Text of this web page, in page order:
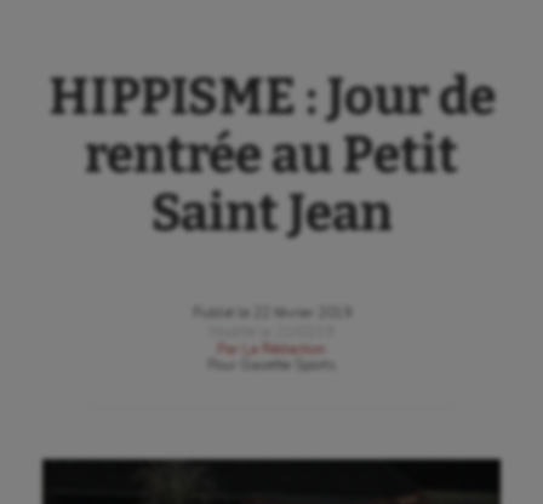
HIPPISME : Jour de
rentrée au Petit
Saint Jean
Publié le
22 février 2019
Par
La Rédaction
Gazette Sports